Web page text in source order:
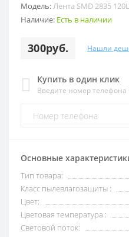
Модель:Лента SMD 2835
Наличие: Есть в наличии
300руб. Нашли
Купить в один клик
Введите номер
Основные
Тип товара:
Класс пылевлагозащиты :
Цвет:
Цветовая температура :
Световой поток: